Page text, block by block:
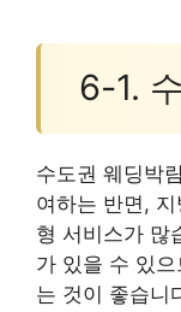
6-1.
수도권 웨딩박
여하는 반면,
형 서비스가 많
가 있을 수 있
는 것이 좋습니